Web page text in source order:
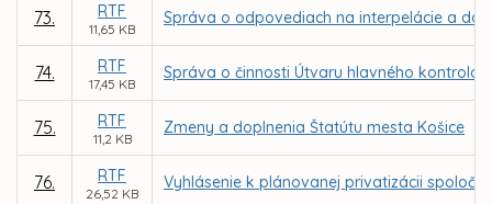
73. RTF
11,65 KB
Správa o odpovediach na interpelácie a
74. RTF
17,45 KB
Správa o činnosti Útvaru hlavného
75. RTF
11,2 KB
Zmeny a doplnenia Štatútu mesta Košice
76. RTF
26,52 KB
Vyhlásenie k plánovanej privatizácii